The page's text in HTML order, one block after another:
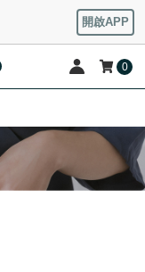
開啟APP
0